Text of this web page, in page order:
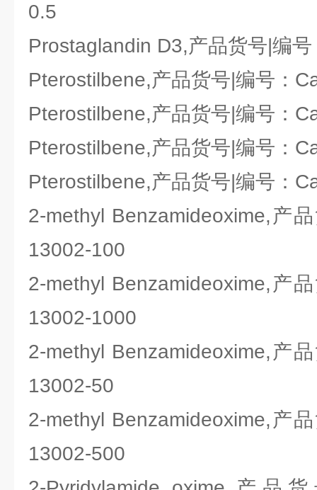
0.5
Prostaglandin D3,产品货号|编
Pterostilbene,产品货号|编号：
Pterostilbene,产品货号|编号：
Pterostilbene,产品货号|编号：
Pterostilbene,产品货号|编号：
2-methyl Benzamideoxime,产
13002-100
2-methyl Benzamideoxime,产
13002-1000
2-methyl Benzamideoxime,产
13002-50
2-methyl Benzamideoxime,产
13002-500